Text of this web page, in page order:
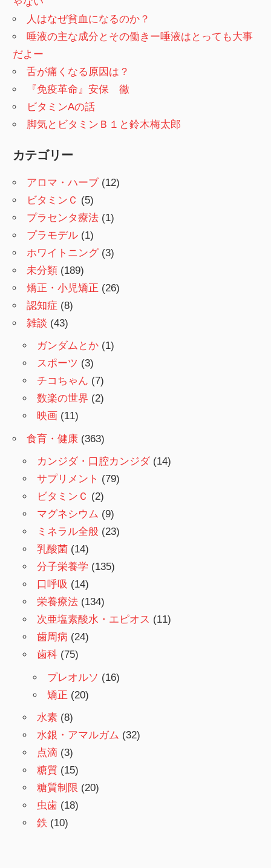
人はなぜ貧血になるのか？
唾液の主な成分とその働きー唾液はとっても大事
だよー
舌が痛くなる原因は？
『免疫革命』安保 徹
ビタミンAの話
脚気とビタミンＢ１と鈴木梅太郎
カテゴリー
アロマ・ハーブ(12)
ビタミンＣ (5)
プラセンタ療法 (1)
プラモデル (1)
ホワイトニング(3)
未分類 (189)
矯正・小児矯正 (26)
認知症 (8)
雑談 (43)
ガンダムとか (1)
スポーツ (3)
チコちゃん (7)
数楽の世界 (2)
映画 (11)
食育・健康 (363)
カンジダ・口腔カンジダ (14)
サプリメント (79)
ビタミンＣ (2)
マグネシウム (9)
ミネラル全般 (23)
乳酸菌 (14)
分子栄養学 (135)
口呼吸 (14)
栄養療法 (134)
次亜塩素酸水・エピオス (11)
歯周病 (24)
歯科 (75)
プレオルソ (16)
矯正 (20)
水素 (8)
水銀・アマルガム (32)
点滴 (3)
糖質 (15)
糖質制限 (20)
虫歯 (18)
鉄 (10)